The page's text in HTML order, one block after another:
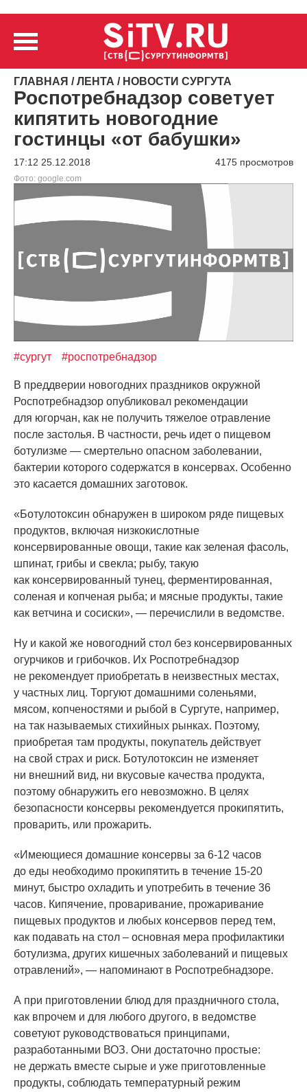
ГЛАВНАЯ /ЛЕНТА / НОВОСТИ СУРГУТА
Роспотребнадзор советует
кипятить новогодние
гостинцы «от бабушки»
17:12 25.12.2018 4175 просмотров
Фото: google.com
#сургут #роспотребнадзор
В преддверии новогодних праздников окружной
Роспотребнадзор опубликовал рекомендации
для югорчан, как не получить тяжелое отравление
после застолья. В частности, речь идет о пищевом
ботулизме — смертельно опасном заболевании,
бактерии которого содержатся в консервах. Особенно
это касается домашних заготовок.
«Ботулотоксин обнаружен в широком ряде пищевых
продуктов, включая низкокислотные
консервированные овощи, такие как зеленая фасоль,
шпинат, грибы и свекла; рыбу, такую
как консервированный тунец, ферментированная,
соленая и копченая рыба; и мясные продукты, такие
как ветчина и сосиски», — перечислили в ведомстве.
Ну и какой же новогодний стол без консервированных
огурчиков и грибочков. Их Роспотребнадзор
не рекомендует приобретать в неизвестных местах,
у частных лиц. Торгуют домашними соленьями,
мясом, копченостями и рыбой в Сургуте, например,
на так называемых стихийных рынках. Поэтому,
приобретая там продукты, покупатель действует
на свой страх и риск. Ботулотоксин не изменяет
ни внешний вид, ни вкусовые качества продукта,
поэтому обнаружить его невозможно. В целях
безопасности консервы рекомендуется прокипятить,
проварить, или прожарить.
«Имеющиеся домашние консервы за 6-12 часов
до еды необходимо прокипятить в течение 15-20
минут, быстро охладить и употребить в течение 36
часов. Кипячение, проваривание, прожаривание
пищевых продуктов и любых консервов перед тем,
как подавать на стол – основная мера профилактики
ботулизма, других кишечных заболеваний и пищевых
отравлений», — напоминают в Роспотребнадзоре.
А при приготовлении блюд для праздничного стола,
как впрочем и для любого другого, в ведомстве
советуют руководствоваться принципами,
разработанными ВОЗ. Они достаточно простые:
не держать вместе сырые и уже приготовленные
продукты, соблюдать температурный режим